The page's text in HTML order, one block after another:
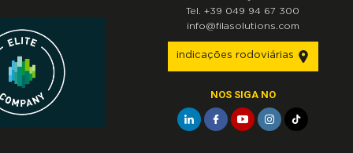
Tel. +39 049 94 67 300
info@filasolutions.com
indicações rodoviárias
NOS SIGA NO